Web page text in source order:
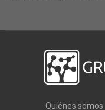
Quiénes somos